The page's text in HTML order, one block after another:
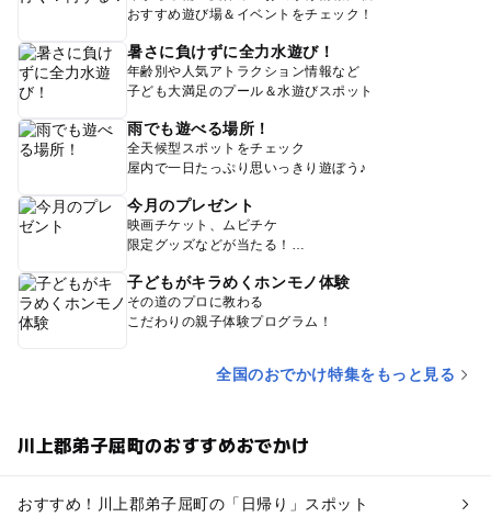
おすすめ遊び場＆イベントをチェック！
暑さに負けずに全力水遊び！
年齢別や人気アトラクション情報など
子ども大満足のプール＆水遊びスポット
雨でも遊べる場所！
全天候型スポットをチェック
屋内で一日たっぷり思いっきり遊ぼう♪
今月のプレゼント
映画チケット、ムビチケ
限定グッズなどが当たる！
子どもがキラめくホンモノ体験
その道のプロに教わる
こだわりの親子体験プログラム！
全国のおでかけ特集をもっと見る
川上郡弟子屈町のおすすめおでかけ
おすすめ！川上郡弟子屈町の「日帰り」スポット